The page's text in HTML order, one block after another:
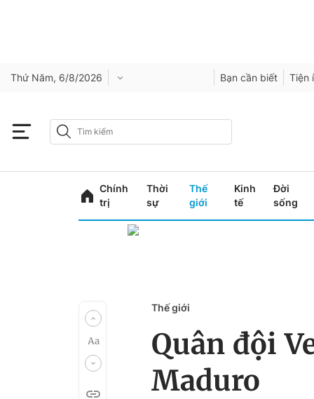
Thứ Năm, 6/8/2026 Bạn cần biết Tiện
Chính
trị
Thời
sự
Thế
giới
Kinh
tế
Đời
sống
Thế giới
Quân đội
Maduro